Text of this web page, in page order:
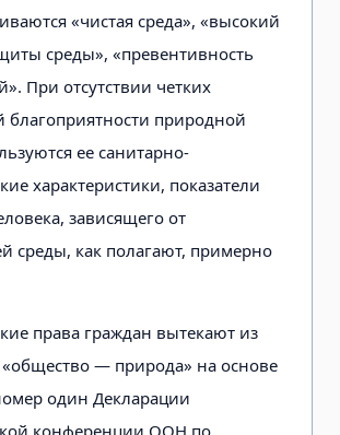
«чистая среда», «высокий
среды», «превентивность
При отсутствии четких
благоприятности природной
ее санитарно-
характеристики, показатели
зависящего от
среды, как полагают, примерно
права граждан вытекают из
— природа» на основе
один Декларации
конференции ООН по